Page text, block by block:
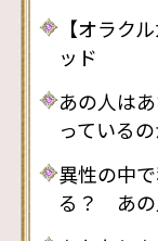
【オラク
ッド
あの人は
っている
異性の中
る？ あの